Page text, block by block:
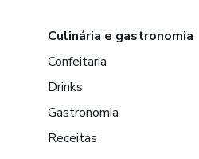
Culinária e gastronomia
Confeitaria
Drinks
Gastronomia
Receitas